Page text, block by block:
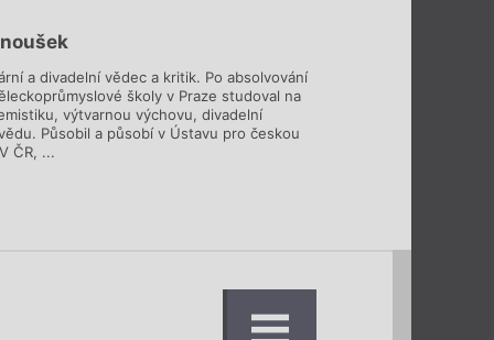
a divadelní vědec a kritik. Po absolvování
školy v Praze studoval na
výtvarnou výchovu, divadelní
Působil a působí v Ústavu pro českou
ČR, ...